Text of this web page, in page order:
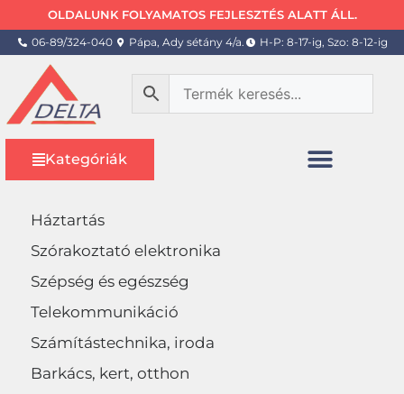
OLDALUNK FOLYAMATOS FEJLESZTÉS ALATT ÁLL.
06-89/324-040 Pápa, Ady sétány 4/a. H-P: 8-17-ig, Szo: 8-12-ig
Kategóriák
Háztartás
Szórakoztató elektronika
Szépség és egészség
Telekommunikáció
Számítástechnika, iroda
Barkács, kert, otthon